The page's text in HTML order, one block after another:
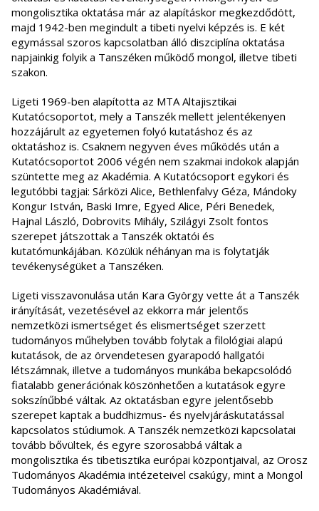
mongolisztika oktatása már az alapításkor megkezdődött,
majd 1942-ben megindult a tibeti nyelvi képzés is. E két
egymással szoros kapcsolatban álló diszciplína oktatása
napjainkig folyik a Tanszéken működő mongol, illetve tibeti
szakon.
Ligeti 1969-ben alapította az MTA Altajisztikai
Kutatócsoportot, mely a Tanszék mellett jelentékenyen
hozzájárult az egyetemen folyó kutatáshoz és az
oktatáshoz is. Csaknem negyven éves működés után a
Kutatócsoportot 2006 végén nem szakmai indokok alapján
szüntette meg az Akadémia. A Kutatócsoport egykori és
legutóbbi tagjai: Sárközi Alice, Bethlenfalvy Géza, Mándoky
Kongur István, Baski Imre, Egyed Alice, Péri Benedek,
Hajnal László, Dobrovits Mihály, Szilágyi Zsolt fontos
szerepet játszottak a Tanszék oktatói és
kutatómunkájában. Közülük néhányan ma is folytatják
tevékenységüket a Tanszéken.
Ligeti visszavonulása után Kara György vette át a Tanszék
irányítását, vezetésével az ekkorra már jelentős
nemzetközi ismertséget és elismertséget szerzett
tudományos műhelyben tovább folytak a filológiai alapú
kutatások, de az örvendetesen gyarapodó hallgatói
létszámnak, illetve a tudományos munkába bekapcsolódó
fiatalabb generációnak köszönhetően a kutatások egyre
sokszínűbbé váltak. Az oktatásban egyre jelentősebb
szerepet kaptak a buddhizmus- és nyelvjáráskutatással
kapcsolatos stúdiumok. A Tanszék nemzetközi kapcsolatai
tovább bővültek, és egyre szorosabbá váltak a
mongolisztika és tibetisztika európai központjaival, az Orosz
Tudományos Akadémia intézeteivel csakúgy, mint a Mongol
Tudományos Akadémiával.